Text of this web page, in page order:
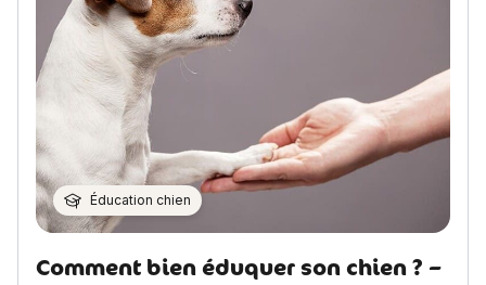
Éducation chien
Comment bien éduquer son chien ? –